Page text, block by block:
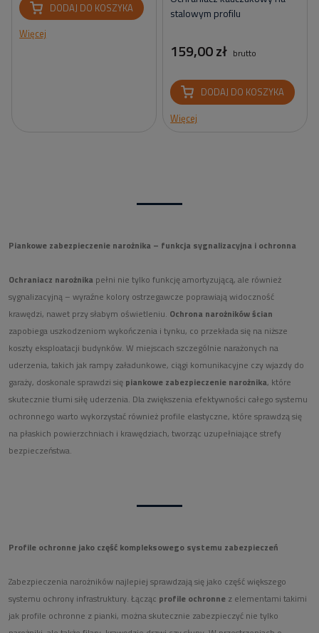
DODAJ DO KOSZYKA
Więcej
stalowym profilu
159,00 zł brutto
DODAJ DO KOSZYKA
Więcej
Piankowe zabezpieczenie narożnika – funkcja sygnalizacyjna i ochronna
Ochraniacz narożnika pełni nie tylko funkcję amortyzującą, ale również
sygnalizacyjną – wyraźne kolory ostrzegawcze poprawiają widoczność
krawędzi, nawet przy słabym oświetleniu. Ochrona narożników ścian
zapobiega uszkodzeniom wykończenia i tynku, co przekłada się na niższe
koszty eksploatacji budynków. W miejscach szczególnie narażonych na
uderzenia, takich jak rampy załadunkowe, ciągi komunikacyjne czy wjazdy do
garaży, doskonale sprawdzi się piankowe zabezpieczenie narożnika, które
skutecznie tłumi siłę uderzenia. Dla zwiększenia efektywności całego systemu
ochronnego warto wykorzystać również profile elastyczne, które sprawdzą się
na płaskich powierzchniach i krawędziach, tworząc uzupełniające strefy
bezpieczeństwa.
Profile ochronne jako część kompleksowego systemu zabezpieczeń
Zabezpieczenia narożników najlepiej sprawdzają się jako część większego
systemu ochrony infrastruktury. Łącząc profile ochronne z elementami takimi
jak profile ochronne z pianki, można skutecznie zabezpieczyć nie tylko